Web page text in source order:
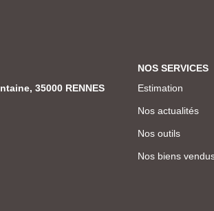
35000 RENNES
NOS SERVICES
Estimation
Nos actualités
Nos outils
Nos biens